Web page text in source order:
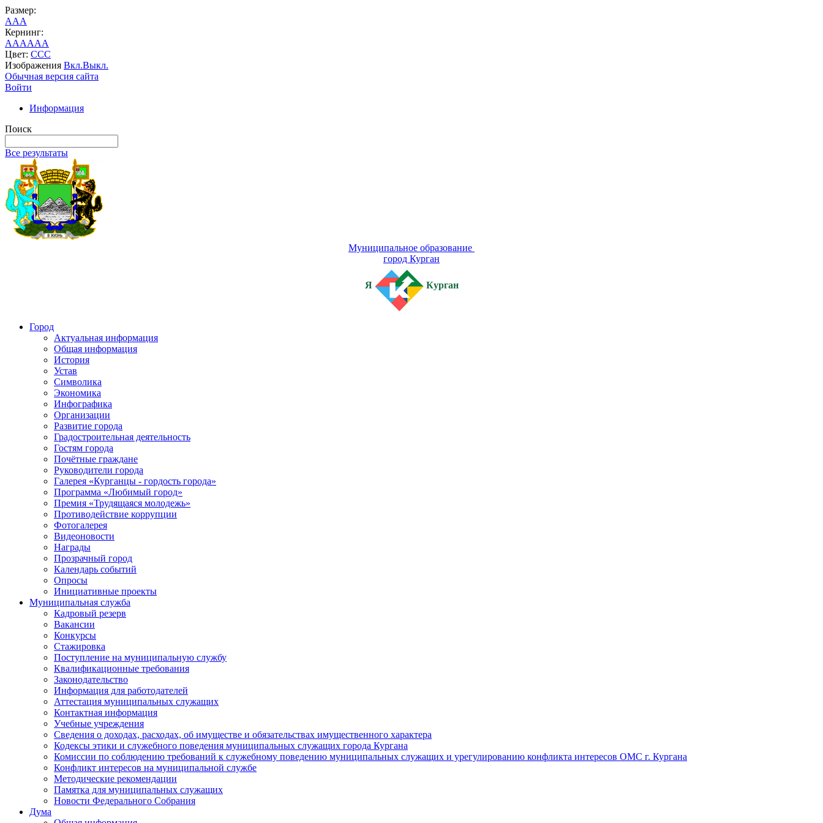
Размер:
AAA
Кернинг:
AAAAAA
Цвет: CCC
Изображения Вкл.Выкл.
Обычная версия сайта
Войти
Информация
Поиск
Все результаты
Муниципальное образование
город Курган
Я Курган
Город
Актуальная информация
Общая информация
История
Устав
Символика
Экономика
Инфографика
Организации
Развитие города
Градостроительная деятельность
Гостям города
Почётные граждане
Руководители города
Галерея «Курганцы - гордость города»
Программа «Любимый город»
Премия «Трудящаяся молодежь»
Противодействие коррупции
Фотогалерея
Видеоновости
Награды
Прозрачный город
Календарь событий
Опросы
Инициативные проекты
Муниципальная служба
Кадровый резерв
Вакансии
Конкурсы
Стажировка
Поступление на муниципальную службу
Квалификационные требования
Законодательство
Информация для работодателей
Аттестация муниципальных служащих
Контактная информация
Учебные учреждения
Сведения о доходах, расходах, об имуществе и обязательствах имущественного характера
Кодексы этики и служебного поведения муниципальных служащих города Кургана
Комиссии по соблюдению требований к служебному поведению муниципальных служащих и урегулированию конфликта интересов ОМС г. Кургана
Конфликт интересов на муниципальной службе
Методические рекомендации
Памятка для муниципальных служащих
Новости Федерального Cобрания
Дума